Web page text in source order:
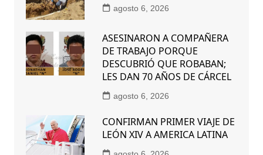
agosto 6, 2026
ASESINARON A COMPAÑERA
DE TRABAJO PORQUE
DESCUBRIÓ QUE ROBABAN;
LES DAN 70 AÑOS DE CÁRCEL
agosto 6, 2026
CONFIRMAN PRIMER VIAJE DE
LEÓN XIV A AMERICA LATINA